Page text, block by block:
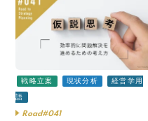
戦略立案 現状分析
経営学用
語
Road#041